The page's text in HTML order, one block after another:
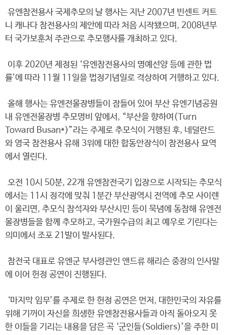
유엔참전용사 국제추모의 날 행사는 지난 2007년 빈센트 커트
니 캐나다 참전용사의 제안에 따라 처음 시작됐으며, 2008년부
터 국가보훈처 주관으로 추모행사를 개최하고 있다.
이후 2020년 제정된 ‘유엔참전용사의 명예선양 등에 관한 법
률’에 따라 11월 11일을 법정기념일로 격상하여 거행하고 있다.
올해 행사는 유엔전몰장병들이 잠들어 있어 부산 유엔기념공원
내 유엔전몰장병 추모명비 앞에서, “부산을 향하여(Turn
Toward Busan*)”라는 주제로 추모식이 거행된 후, 네덜란드
와 영국 참전용사 유해 3위에 대한 합동안장식이 참전용사 묘역
에서 열린다.
오전 10시 50분, 22개 유엔참전국기 입장으로 시작되는 추모식
에서는 11시 정각에 맞춰 1분간 부산광역시 전역에 추모 사이렌
이 울리면, 추모식 참석자와 부산시민 등이 묵념에 동참해 유엔전
몰장병들을 함께 추모하고, 국가원수급의 최고 예우로 기린다는
의미에서 조포 21발이 발사된다.
참전국 대표로 유엔군 부사령관인 앤드류 해리슨 중장의 인사말
에 이어 헌정 공연이 진행된다.
‘마지막 임무’를 주제로 한 헌정 공연은 먼저, 대한민국의 자유를
위해 기꺼이 자신을 희생한 유엔참전용사들과 아직 돌아오지 못
한 이들을 기리는 내용을 담은 곡 ‘군인들(Soldiers)’을 주한 미